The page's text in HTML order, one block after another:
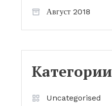
Август 2018
Категории
Uncategorised